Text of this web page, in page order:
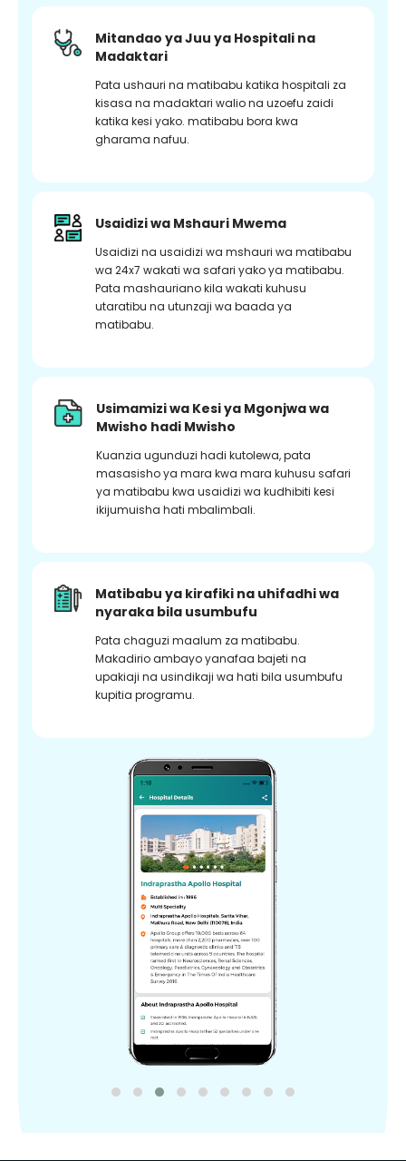
Mitandao ya Juu ya Hospitali na
Madaktari
Pata ushauri na matibabu katika hospitali za
kisasa na madaktari walio na uzoefu zaidi
katika kesi yako. matibabu bora kwa
gharama nafuu.
Usaidizi wa Mshauri Mwema
Usaidizi na usaidizi wa mshauri wa matibabu
wa 24x7 wakati wa safari yako ya matibabu.
Pata mashauriano kila wakati kuhusu
utaratibu na utunzaji wa baada ya
matibabu.
Usimamizi wa Kesi ya Mgonjwa wa
Mwisho hadi Mwisho
Kuanzia ugunduzi hadi kutolewa, pata
masasisho ya mara kwa mara kuhusu safari
ya matibabu kwa usaidizi wa kudhibiti kesi
ikijumuisha hati mbalimbali.
Matibabu ya kirafiki na uhifadhi wa
nyaraka bila usumbufu
Pata chaguzi maalum za matibabu.
Makadirio ambayo yanafaa bajeti na
upakiaji na usindikaji wa hati bila usumbufu
kupitia programu.